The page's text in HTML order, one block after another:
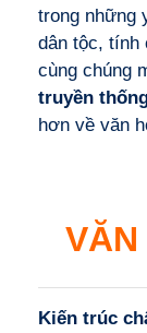
trong những
dân tộc, tính
cùng chúng
truyền
hơn về văn
VĂN
Kiến trúc